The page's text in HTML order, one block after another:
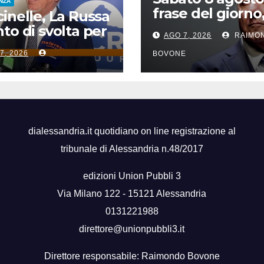
La Russa
di svolta per
sul
2026
frase del
santi del
famosi,
oggi
AGO 7, 2026
BOVONE
dialessandria.it quotidiano on line registrazione al
tribunale di Alessandria n.48/2017
edizioni Union Pubbli 3
Via Milano 122 - 15121 Alessandria
0131221988
direttore@unionpubbli3.it
Direttore responsabile: Raimondo Bovone